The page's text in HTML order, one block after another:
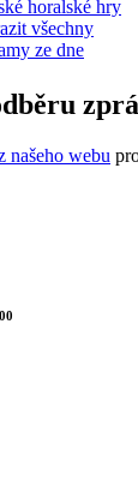
horalské hry
všechny
ze dne
našeho webu